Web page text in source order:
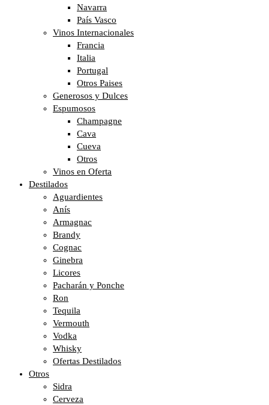
Navarra
País Vasco
Vinos Internacionales
Francia
Italia
Portugal
Otros Paises
Generosos y Dulces
Espumosos
Champagne
Cava
Cueva
Otros
Vinos en Oferta
Destilados
Aguardientes
Anís
Armagnac
Brandy
Cognac
Ginebra
Licores
Pacharán y Ponche
Ron
Tequila
Vermouth
Vodka
Whisky
Ofertas Destilados
Otros
Sidra
Cerveza